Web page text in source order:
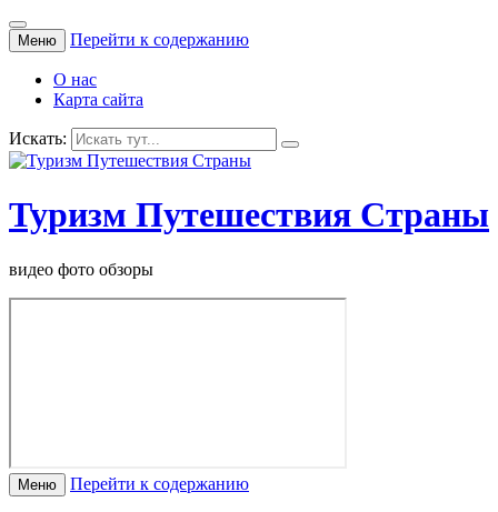
Меню Перейти к содержанию
О нас
Карта сайта
Искать:
Туризм Путешествия Страны
видео фото обзоры
Меню Перейти к содержанию